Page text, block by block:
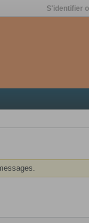
S'identifier